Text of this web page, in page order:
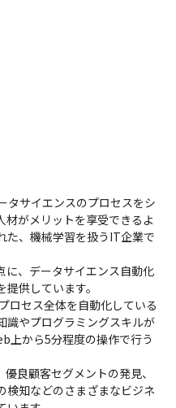
サイエンスのプロセスをシ
材がメリットを享受できるよ
た、機械学習を扱うIT企業で
に、データサイエンス自動化
供しています。
ロセス全体を自動化している
識やプログラミングスキルが
上から5分程度の操作で行う
良顧客セグメントの発見、
検知などのさまざまなビジネ